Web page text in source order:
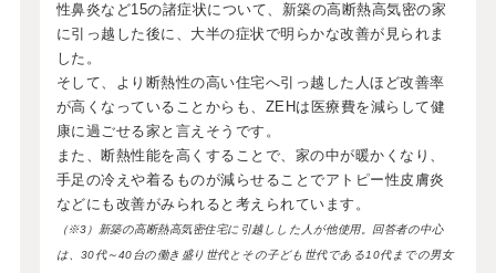
性鼻炎など15の諸症状について、新築の高断熱高気密の家
に引っ越した後に、大半の症状で明らかな改善が見られま
した。
そして、より断熱性の高い住宅へ引っ越した人ほど改善率
が高くなっていることからも、ZEHは医療費を減らして健
康に過ごせる家と言えそうです。
また、断熱性能を高くすることで、家の中が暖かくなり、
手足の冷えや着るものが減らせることでアトピー性皮膚炎
などにも改善がみられると考えられています。
（※3）新築の高断熱高気密住宅に引越しした人が他使用。回答者の中心
は、30代～40台の働き盛り世代とその子ども世代である10代までの男女